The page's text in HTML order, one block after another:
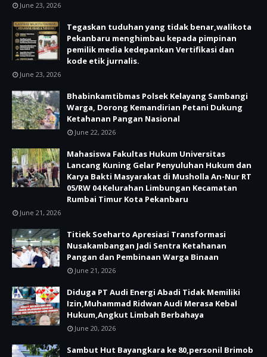
June 23, 2026
Tegaskan tuduhan yang tidak benar,walikota
Pekanbaru menghimbau kepada pimpinan
pemilik media kedepankan Vertifikasi dan
kode etik jurnalis.
June 23, 2026
Bhabinkamtibmas Polsek Kelayang Sambangi
Warga, Dorong Kemandirian Petani Dukung
Ketahanan Pangan Nasional
June 22, 2026
Mahasiswa Fakultas Hukum Universitas
Lancang Kuning Gelar Penyuluhan Hukum dan
Karya Bakti Masyarakat di Musholla An-Nur RT
05/RW 04 Kelurahan Limbungan Kecamatan
Rumbai Timur Kota Pekanbaru
June 21, 2026
Titiek Soeharto Apresiasi Transformasi
Nusakambangan Jadi Sentra Ketahanan
Pangan dan Pembinaan Warga Binaan
June 21, 2026
Diduga PT Audi Energi Abadi Tidak Memiliki
Izin,Muhammad Ridwan Audi Merasa Kebal
Hukum,Angkut Limbah Berbahaya
June 20, 2026
Sambut Hut Bayangkara ke 80,personil Brimob